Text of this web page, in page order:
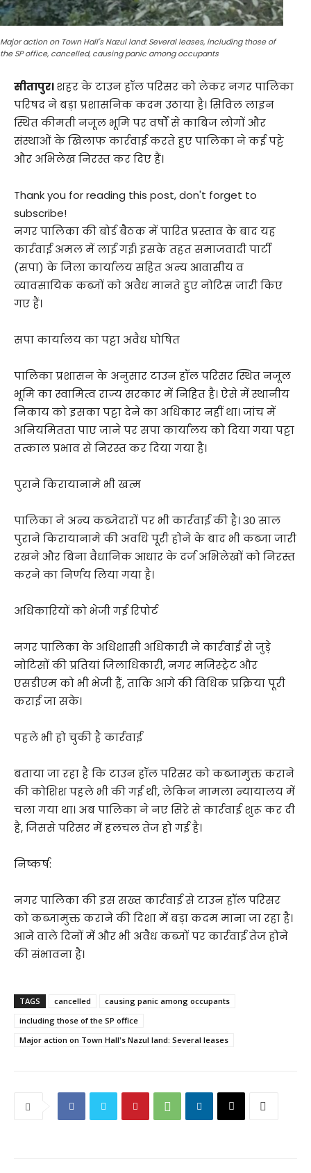
Major action on Town Hall's Nazul land: Several leases, including those of
the SP office, cancelled, causing panic among occupants
सीतापुर।शहर के टाउन हॉल परिसर को लेकर नगर पालिका
परिषद ने बड़ा प्रशासनिक कदम उठाया है। सिविल लाइन
स्थित कीमती नजूल भूमि पर वर्षों से काबिज लोगों और
संस्थाओं के खिलाफ कार्रवाई करते हुए पालिका ने कई पट्टे
और अभिलेख निरस्त कर दिए हैं।
Thank you for reading this post, don't forget to
subscribe!
नगर पालिका की बोर्ड बैठक में पारित प्रस्ताव के बाद यह
कार्रवाई अमल में लाई गई। इसके तहत समाजवादी पार्टी
(सपा) के जिला कार्यालय सहित अन्य आवासीय व
व्यावसायिक कब्जों को अवैध मानते हुए नोटिस जारी किए
गए हैं।
सपा कार्यालय का पट्टा अवैध घोषित
पालिका प्रशासन के अनुसार टाउन हॉल परिसर स्थित नजूल
भूमि का स्वामित्व राज्य सरकार में निहित है। ऐसे में स्थानीय
निकाय को इसका पट्टा देने का अधिकार नहीं था। जांच में
अनियमितता पाए जाने पर सपा कार्यालय को दिया गया पट्टा
तत्काल प्रभाव से निरस्त कर दिया गया है।
पुराने किरायानामे भी खत्म
पालिका ने अन्य कब्जेदारों पर भी कार्रवाई की है। 30 साल
पुराने किरायानामे की अवधि पूरी होने के बाद भी कब्जा जारी
रखने और बिना वैधानिक आधार के दर्ज अभिलेखों को निरस्त
करने का निर्णय लिया गया है।
अधिकारियों को भेजी गई रिपोर्ट
नगर पालिका के अधिशासी अधिकारी ने कार्रवाई से जुड़े
नोटिसों की प्रतियां जिलाधिकारी, नगर मजिस्ट्रेट और
एसडीएम को भी भेजी हैं, ताकि आगे की विधिक प्रक्रिया पूरी
कराई जा सके।
पहले भी हो चुकी है कार्रवाई
बताया जा रहा है कि टाउन हॉल परिसर को कब्जामुक्त कराने
की कोशिश पहले भी की गई थी, लेकिन मामला न्यायालय में
चला गया था। अब पालिका ने नए सिरे से कार्रवाई शुरू कर दी
है, जिससे परिसर में हलचल तेज हो गई है।
निष्कर्ष:
नगर पालिका की इस सख्त कार्रवाई से टाउन हॉल परिसर
को कब्जामुक्त कराने की दिशा में बड़ा कदम माना जा रहा है।
आने वाले दिनों में और भी अवैध कब्जों पर कार्रवाई तेज होने
की संभावना है।
TAGS cancelled
causing panic among occupants
including those of the SP office
Major action on Town Hall's Nazul land: Several leases